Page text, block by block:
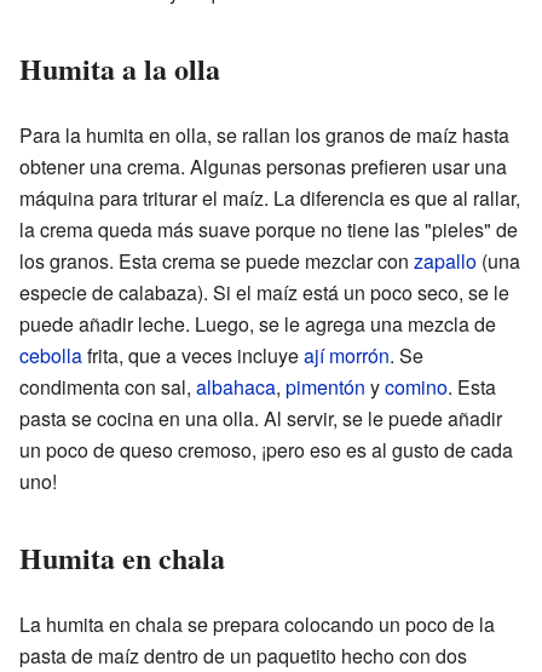
Humita a la olla
Para la humita en olla, se rallan los granos de maíz hasta
obtener una crema. Algunas personas prefieren usar una
máquina para triturar el maíz. La diferencia es que al rallar,
la crema queda más suave porque no tiene las "pieles" de
los granos. Esta crema se puede mezclar con zapallo (una
especie de calabaza). Si el maíz está un poco seco, se le
puede añadir leche. Luego, se le agrega una mezcla de
cebollafrita, que a veces incluyeají morrón. Se
condimenta con sal, albahaca, pimentón ycomino. Esta
pasta se cocina en una olla. Al servir, se le puede añadir
un poco de queso cremoso, ¡pero eso es al gusto de cada
uno!
Humita en chala
La humita en chala se prepara colocando un poco de la
pasta de maíz dentro de un paquetito hecho con dos